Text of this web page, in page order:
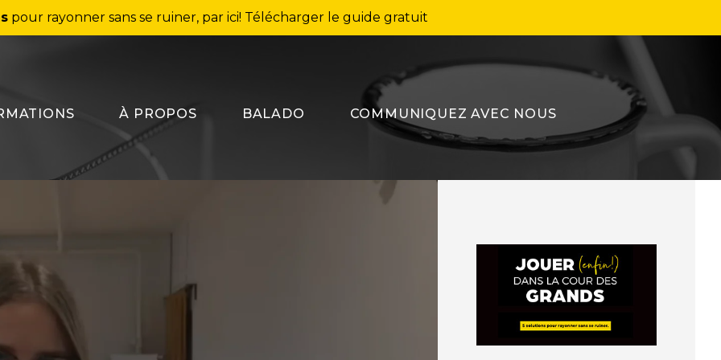
pour rayonner sans se ruiner, par ici! Télécharger le guide gratuit
À PROPOS BALADO COMMUNIQUEZ AVEC NOUS